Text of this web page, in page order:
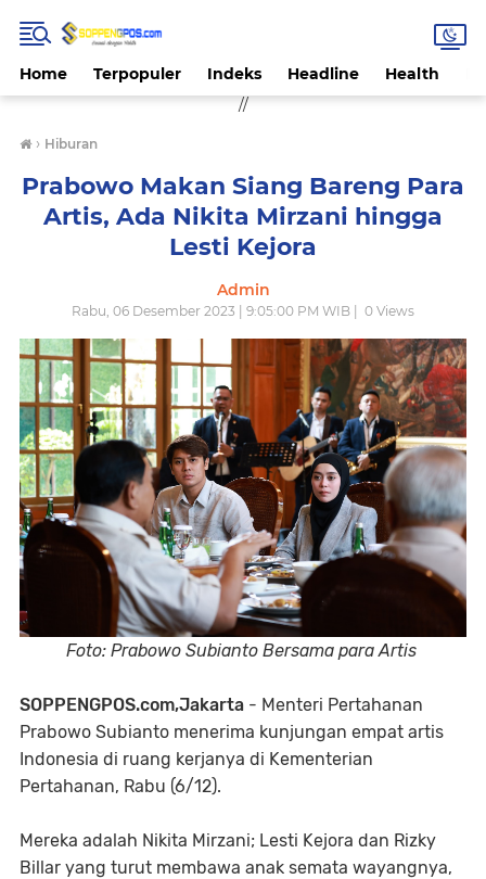
Home Terpopuler Indeks Headline Health
//
› Hiburan
Prabowo Makan Siang Bareng Para
Artis, Ada Nikita Mirzani hingga
Lesti Kejora
Admin
Rabu, 06 Desember 2023 | 9:05:00 PM WIB | 0 Views
Foto: Prabowo Subianto Bersama para Artis
SOPPENGPOS.com,Jakarta - Menteri Pertahanan
Prabowo Subianto menerima kunjungan empat artis
Indonesia di ruang kerjanya di Kementerian
Pertahanan, Rabu (6/12).
Mereka adalah Nikita Mirzani; Lesti Kejora dan Rizky
Billar yang turut membawa anak semata wayangnya,